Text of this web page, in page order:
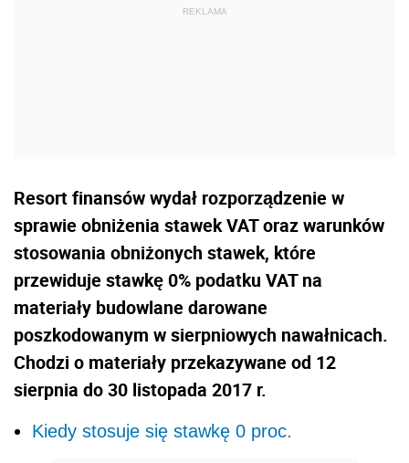
Resort finansów wydał rozporządzenie w
sprawie obniżenia stawek VAT oraz warunków
stosowania obniżonych stawek, które
przewiduje stawkę 0% podatku VAT na
materiały budowlane darowane
poszkodowanym w sierpniowych nawałnicach.
Chodzi o materiały przekazywane od 12
sierpnia do 30 listopada 2017 r.
Kiedy stosuje się stawkę 0 proc.